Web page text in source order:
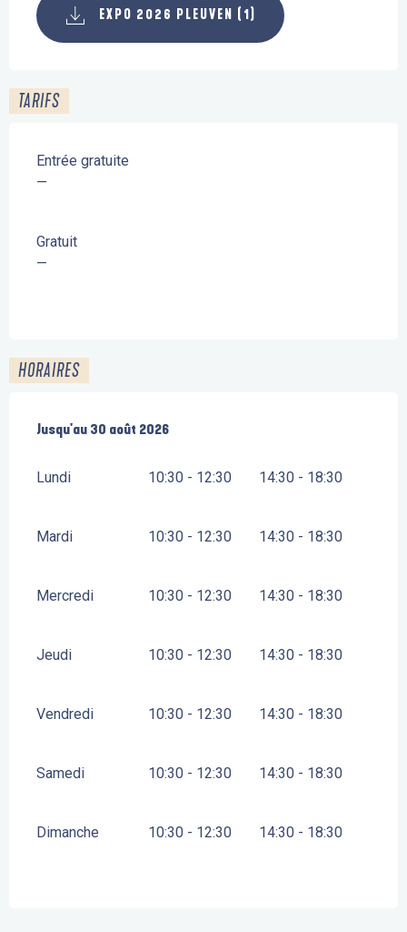
EXPO 2026 PLEUVEN (1)
TARIFS
Entrée gratuite
—
Gratuit
—
HORAIRES
Du6 juillet 2026au30 août 2026
Jusqu'au 30 août 2026
Lundi 10:30 - 12:30 14:30 - 18:30
Mardi 10:30 - 12:30 14:30 - 18:30
Mercredi 10:30 - 12:30 14:30 - 18:30
Jeudi 10:30 - 12:30 14:30 - 18:30
Vendredi 10:30 - 12:30 14:30 - 18:30
Samedi 10:30 - 12:30 14:30 - 18:30
Dimanche 10:30 - 12:30 14:30 - 18:30